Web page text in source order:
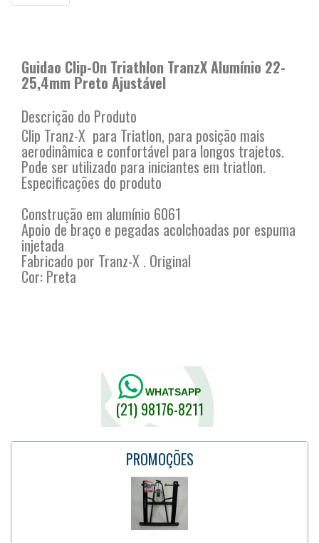
Guidao Clip-On Triathlon TranzX Alumínio 22-
25,4mm Preto Ajustável
Descrição do Produto
Clip Tranz-X para Triatlon, para posição mais
aerodinâmica e confortável para longos trajetos.
Pode ser utilizado para iniciantes em triatlon.
Especificações do produto
Construção em alumínio 6061
Apoio de braço e pegadas acolchoadas por espuma
injetada
Fabricado por Tranz-X . Original
Cor: Preta
WHATSAPP
(21) 98176-8211
PROMOÇÕES